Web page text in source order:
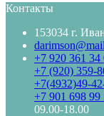
Контакты
153034 г.
+7 920 361 34
+7 (920) 359-
+7(4932)49-
+7 901 698 99
09.00-18.00